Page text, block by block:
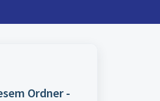
Ordner -